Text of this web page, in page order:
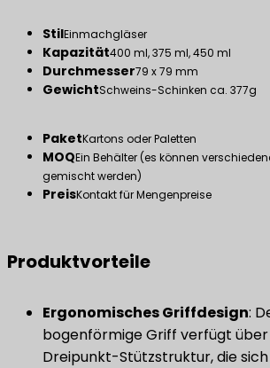
StilEinmachgläser
Kapazität400 ml, 375 ml, 450 ml
Durchmesser79 x 79 mm
GewichtSchweins-Schinken ca. 377g
PaketKartons oder Paletten
MOQEin Behälter (es können
gemischt werden)
PreisKontakt für Mengenpreise
Produktvorteile
Ergonomisches Griffdesign:
bogenförmige Griff verfügt
Dreipunkt-Stützstruktur, die